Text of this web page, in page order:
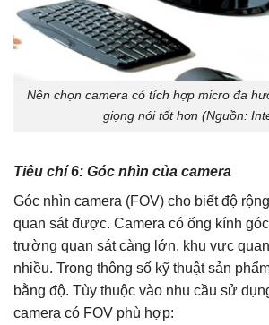
Nên chọn camera có tích hợp micro đa
giọng nói tốt hơn (Nguồn:
Tiêu chí 6: Góc nhìn của camera
Góc nhìn camera (FOV) cho biết độ
quan sát được. Camera có ống kính
trường quan sát càng lớn, khu vực
nhiều. Trong thông số kỹ thuật sản
bằng độ. Tùy thuộc vào nhu cầu sử
camera có FOV phù hợp: